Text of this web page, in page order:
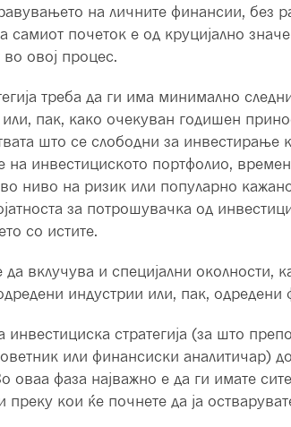
на личните финансии, без
самиот почеток е од круцијално
овој процес.
треба да ги има минимално
пак, како очекуван годишен
што се слободни за инвестирање
инвестициското портфолио,
ниво на ризик или популарно
за потрошувачка од
со истите.
да вклучува и специјални околности,
индустрии или, пак, одредени
инвестициска стратегија (за што
или финансиски аналитичар)
оваа фаза најважно е да ги имате
кои ќе почнете да ја остварувате